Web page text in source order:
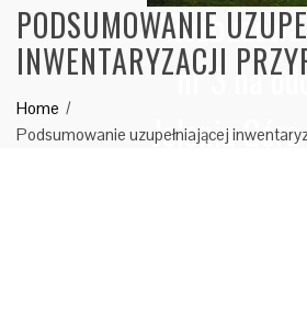
nr 3 na
Jelenia Góra
PODSUMOWANIE
INWENTARYZACJI
Home
Podsumowanie uzupełniającej